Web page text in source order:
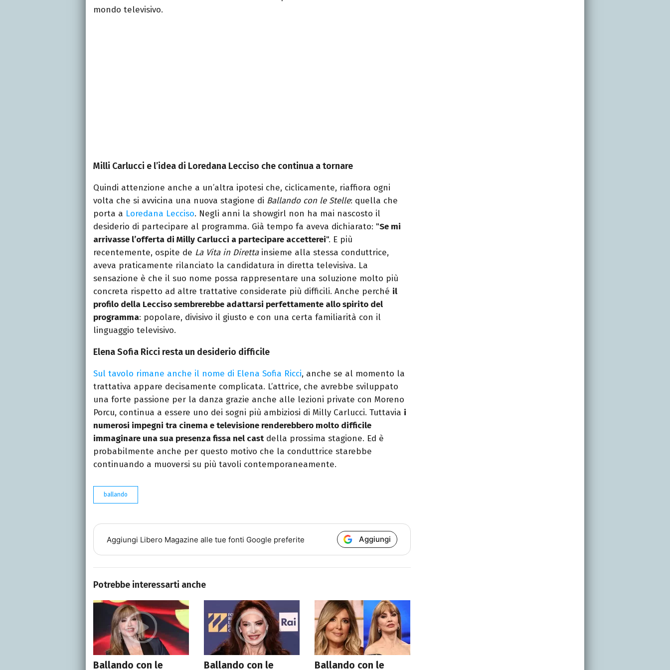
mondo televisivo.
Milli Carlucci e l’idea di Loredana Lecciso che continua a tornare
Quindi attenzione anche a un’altra ipotesi che, ciclicamente, riaffiora ogni
volta che si avvicina una nuova stagione di Ballando con le Stelle: quella che
porta a Loredana Lecciso. Negli anni la showgirl non ha mai nascosto il
desiderio di partecipare al programma. Già tempo fa aveva dichiarato: "Se mi
arrivasse l’offerta di Milly Carlucci a partecipare accetterei". E più
recentemente, ospite de La Vita in Direttainsieme alla stessa conduttrice,
aveva praticamente rilanciato la candidatura in diretta televisiva. La
sensazione è che il suo nome possa rappresentare una soluzione molto più
concreta rispetto ad altre trattative considerate più difficili. Anche perché il
profilo della Lecciso sembrerebbe adattarsi perfettamente allo spirito del
programma: popolare, divisivo il giusto e con una certa familiarità con il
linguaggio televisivo.
Elena Sofia Ricci resta un desiderio difficile
Sul tavolo rimane anche il nome di Elena Sofia Ricci, anche se al momento la
trattativa appare decisamente complicata. L’attrice, che avrebbe sviluppato
una forte passione per la danza grazie anche alle lezioni private con Moreno
Porcu, continua a essere uno dei sogni più ambiziosi di Milly Carlucci. Tuttavia i
numerosi impegni tra cinema e televisione renderebbero molto difficile
immaginare una sua presenza fissa nel castdella prossima stagione. Ed è
probabilmente anche per questo motivo che la conduttrice starebbe
continuando a muoversi su più tavoli contemporaneamente.
ballando
Aggiungi Libero Magazine alle tue fonti Google preferite Aggiungi
Potrebbe interessarti anche
Ballando con le Ballando con le Ballando con le